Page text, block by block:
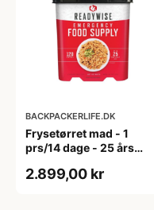
BACKPACKERLIFE.DK
Frysetørret mad - 1
prs/14 dage - 25 års
Hovedretter
2.899,00 kr